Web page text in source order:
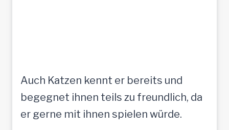
Auch Katzen kennt er bereits und
begegnet ihnen teils zu freundlich, da
er gerne mit ihnen spielen würde.